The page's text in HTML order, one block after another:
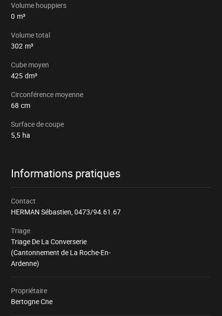
Volume houppiers
0 m³
Volume total
302 m³
Cube moyen
425 dm³
Circonférence moyenne
68 cm
Surface de coupe
5,5 ha
Informations pratiques
Contact
HERMAN Sébastien,0473/94.61.67
Triage
Triage De La Converserie
(Cantonnement de La Roche-En-
Ardenne)
Propriétaire
Bertogne Cne